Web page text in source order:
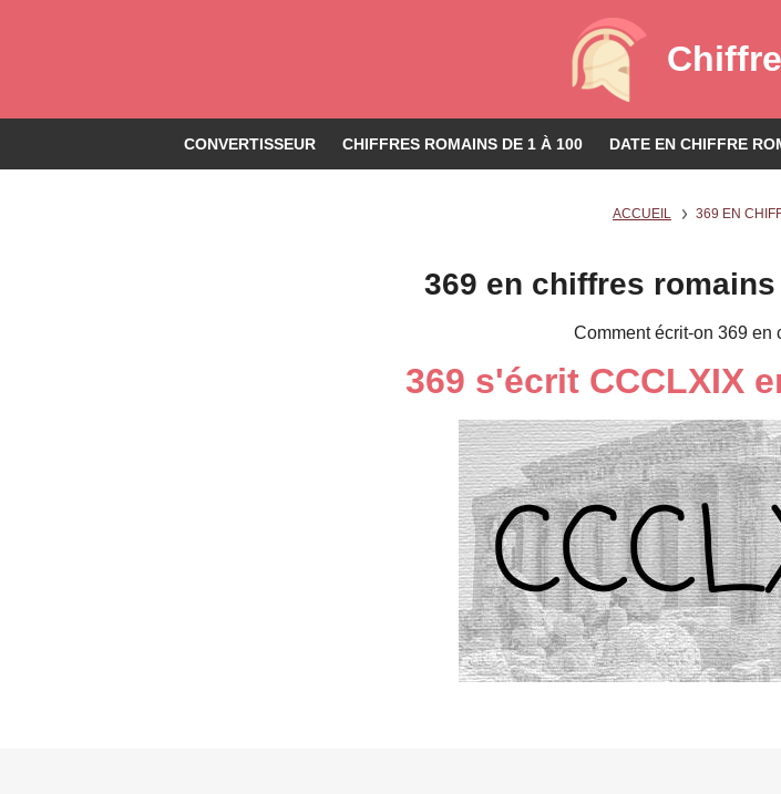
CONVERTISSEUR CHIFFRES ROMAINS DE 1 À 100 DATE EN CHIFFRE
ACCUEIL 369 EN
369 en chiffres
Comment écrit-on 369 en
369 s'écrit CCCLXIX